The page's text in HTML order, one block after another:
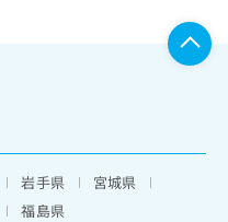
岩手県
宮城県
福島県